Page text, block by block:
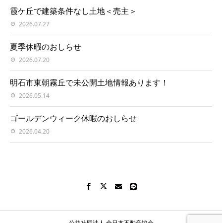
霞ケ丘で建築条件なし土地＜売主＞
2026.07.27
夏季休暇のおしらせ
2026.07.20
明石市東朝霧丘で未公開土地情報あります！
2026.05.14
ゴールデンウィーク休暇のおしらせ
2026.04.20